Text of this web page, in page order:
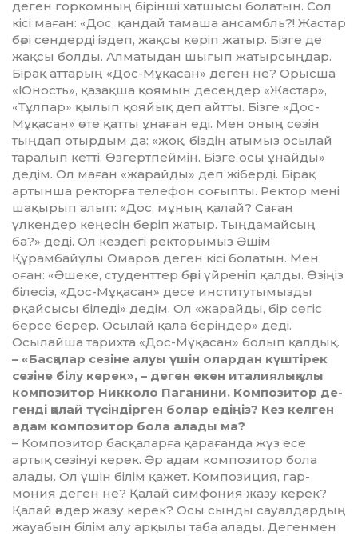
деген горкомның бірінші хатшысы болатын. Сол
кісі маған: «Дос, қандай тамаша ансамбль?! Жастар
бәрі сендерді іздеп, жақсы көріп жатыр. Бізге де
жақсы болды. Алматыдан шығып жатырсыңдар.
Бі­рақ аттарың «Дос-Мұқасан» деген не? Орысша
«Юность», қазақша қоямын десеңдер «Жастар»,
«Тұлпар» қылып қояйық деп айтты. Бізге «Дос-
Мұқасан» өте қатты ұна­ған еді. Мен оның сөзін
тыңдап отыр­дым да: «жоқ, біздің атымыз осы­лай
таралып кетті. Өзгерт­пей­мін. Бізге осы ұнайды»
дедім. Ол ма­ған «жарайды» деп жіберді. Бірақ
артынша ректорға телефон со­ғып­ты. Ректор мені
шақырып алып: «Дос, мұның қалай? Саған
үлкендер кеңесін беріп жатыр. Тыңдамайсың
ба?» деді. Ол кездегі ректорымыз Әшім
Құрамбайұлы Омаров деген кі­сі болатын. Мен
оған: «Әшеке, сту­денттер бәрі үйреніп қалды. Өзіңіз
білесіз, «Дос-Мұқасан» десе институтымызды
әрқайсысы бі­леді» дедім. Ол «жарайды, бір сөгіс
берсе берер. Осылай қала беріңдер» деді.
Осылайша тарихта «Дос-Мұ­қасан» болып қалдық.
– «Басқалар сезіне алуы үшін олар­дан күштірек
сезіне білу керек», – де­ген екен италиялық ұлы
композитор Никколо Паганини. Композитор де­
генді қалай түсіндірген болар едіңіз? Кез келген
адам композитор бо­ла алады ма?
– Композитор басқаларға қа­ра­ғанда жүз есе
артық сезінуі керек. Әр адам композитор бола
ала­ды. Ол үшін білім қажет. Компо­зиция, гар­
мония деген не? Қалай симфония жазу керек?
Қалай әндер жазу ке­рек? Осы сынды са­уалдардың
жауа­бын білім алу ар­қылы таба алады. Дегенмен